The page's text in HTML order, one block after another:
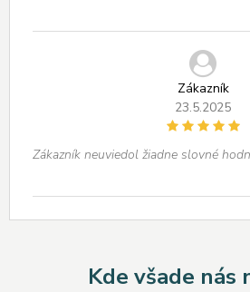
Zákazník
23.5.2025
Zákazník neuviedol žiadne slovné
Kde všade nás